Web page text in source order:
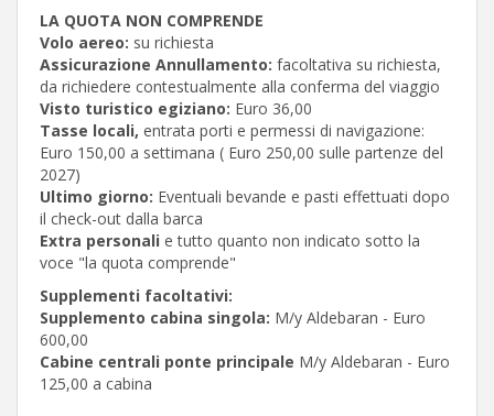
LA QUOTA NON COMPRENDE
Volo aereo: su richiesta
Assicurazione Annullamento: facoltativa su richiesta,
da richiedere contestualmente alla conferma del viaggio
Visto turistico egiziano: Euro 36,00
Tasse locali, entrata porti e permessi di navigazione:
Euro 150,00 a settimana ( Euro 250,00 sulle partenze del
2027)
Ultimo giorno: Eventuali bevande e pasti effettuati dopo
il check-out dalla barca
Extra personali e tutto quanto non indicato sotto la
voce "la quota comprende"
Supplementi facoltativi:
Supplemento cabina singola: M/y Aldebaran - Euro
600,00
Cabine centrali ponte principale M/y Aldebaran - Euro
125,00 a cabina